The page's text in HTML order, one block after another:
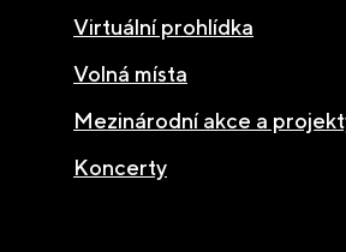
Virtuální prohlídka
Volná místa
Mezinárodní akce a
Koncerty